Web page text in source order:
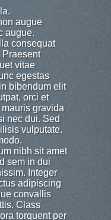
augue
augue.
consequat
Praesent
vitae
egestas
bibendum elit
orci et
gravida
nec dui. Sed
vulputate.
nibh sit amet
sem in dui
Integer
adipiscing
convallis
Class
torquent per